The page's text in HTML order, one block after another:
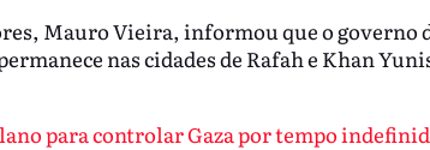
Mauro Vieira, informou que o governo
nas cidades de Rafah e Khan
para controlar Gaza por tempo